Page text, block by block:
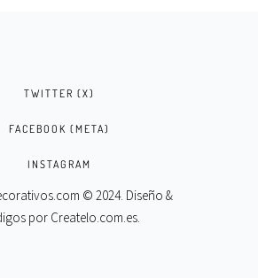
TWITTER (X)
FACEBOOK (META)
INSTAGRAM
© 2024. Diseño &
por Createlo.com.es.